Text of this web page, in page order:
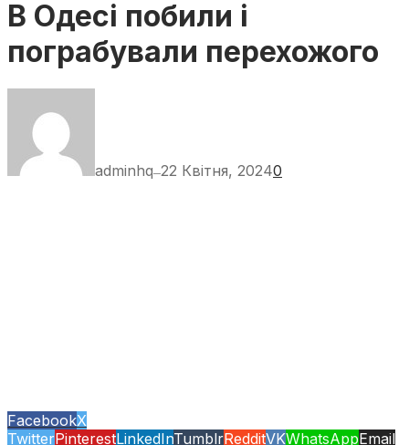
В Одесі побили і
пограбували перехожого
adminhq—22 Квітня, 20240
FacebookX
TwitterPinterestLinkedInTumblrRedditVKWhatsAppEmail